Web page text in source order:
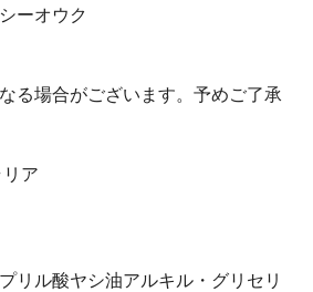
ーオウク
る場合がございます。予めご了承
ア
リル酸ヤシ油アルキル・グリセリ